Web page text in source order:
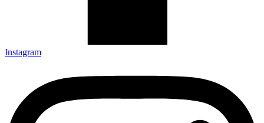
Instagram